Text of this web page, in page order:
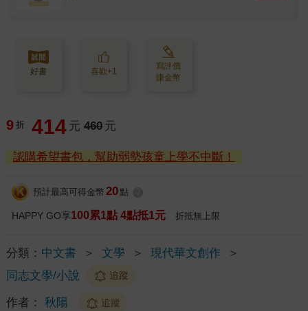
好書 喜歡+1
寫評價
賺金幣
9 折 414 元 460 元
認購希望書包，幫助弱勢孩童上學不中斷！
預計最高可得金幣 20 點
HAPPY GO享100累1點 4點抵1元 折抵無上限
分類： 中文書 ＞ 文學 ＞ 現代華文創作
＞
同志文學/小說
追蹤
作者： 秋陽 追蹤